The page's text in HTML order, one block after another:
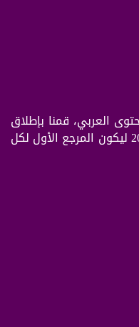
العربي، قمنا بإطلاق
موقع "حور" في ابريل من العام 2020 ليكون المرجع الأول لكل